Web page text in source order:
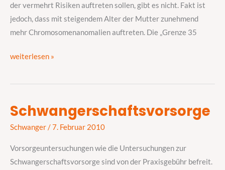
der vermehrt Risiken auftreten sollen, gibt es nicht. Fakt ist
jedoch, dass mit steigendem Alter der Mutter zunehmend
mehr Chromosomenanomalien auftreten. Die „Grenze 35
weiterlesen »
Schwangerschaftsvorsorge
Schwanger/7. Februar 2010
Vorsorgeuntersuchungen wie die Untersuchungen zur
Schwangerschaftsvorsorge sind von der Praxisgebühr befreit.
Schwangerschaftsvorsorge